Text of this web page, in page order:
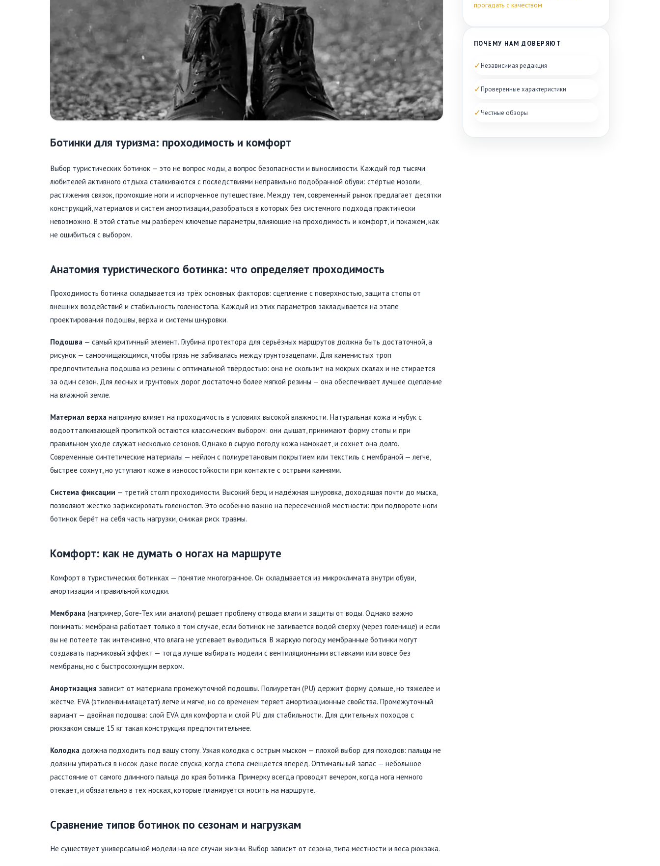
Ботинки для туризма: проходимость и комфорт
Выбор туристических ботинок — это не вопрос моды, а вопрос безопасности и выносливости. Каждый год тысячи
любителей активного отдыха сталкиваются с последствиями неправильно подобранной обуви: стёртые мозоли,
растяжения связок, промокшие ноги и испорченное путешествие. Между тем, современный рынок предлагает десятки
конструкций, материалов и систем амортизации, разобраться в которых без системного подхода практически
невозможно. В этой статье мы разберём ключевые параметры, влияющие на проходимость и комфорт, и покажем, как
не ошибиться с выбором.
Анатомия туристического ботинка: что определяет проходимость
Проходимость ботинка складывается из трёх основных факторов: сцепление с поверхностью, защита стопы от
внешних воздействий и стабильность голеностопа. Каждый из этих параметров закладывается на этапе
проектирования подошвы, верха и системы шнуровки.
Подошва — самый критичный элемент. Глубина протектора для серьёзных маршрутов должна быть достаточной, а
рисунок — самоочищающимся, чтобы грязь не забивалась между грунтозацепами. Для каменистых троп
предпочтительна подошва из резины с оптимальной твёрдостью: она не скользит на мокрых скалах и не стирается
за один сезон. Для лесных и грунтовых дорог достаточно более мягкой резины — она обеспечивает лучшее сцепление
на влажной земле.
Материал верха напрямую влияет на проходимость в условиях высокой влажности. Натуральная кожа и нубук с
водоотталкивающей пропиткой остаются классическим выбором: они дышат, принимают форму стопы и при
правильном уходе служат несколько сезонов. Однако в сырую погоду кожа намокает, и сохнет она долго.
Современные синтетические материалы — нейлон с полиуретановым покрытием или текстиль с мембраной — легче,
быстрее сохнут, но уступают коже в износостойкости при контакте с острыми камнями.
Система фиксации — третий столп проходимости. Высокий берц и надёжная шнуровка, доходящая почти до мыска,
позволяют жёстко зафиксировать голеностоп. Это особенно важно на пересечённой местности: при подвороте ноги
ботинок берёт на себя часть нагрузки, снижая риск травмы.
Комфорт: как не думать о ногах на маршруте
Комфорт в туристических ботинках — понятие многогранное. Он складывается из микроклимата внутри обуви,
амортизации и правильной колодки.
Мембрана (например, Gore-Tex или аналоги) решает проблему отвода влаги и защиты от воды. Однако важно
понимать: мембрана работает только в том случае, если ботинок не заливается водой сверху (через голенище) и если
вы не потеете так интенсивно, что влага не успевает выводиться. В жаркую погоду мембранные ботинки могут
создавать парниковый эффект — тогда лучше выбирать модели с вентиляционными вставками или вовсе без
мембраны, но с быстросохнущим верхом.
Амортизация зависит от материала промежуточной подошвы. Полиуретан (PU) держит форму дольше, но тяжелее и
жёстче. EVA (этиленвинилацетат) легче и мягче, но со временем теряет амортизационные свойства. Промежуточный
вариант — двойная подошва: слой EVA для комфорта и слой PU для стабильности. Для длительных походов с
рюкзаком свыше 15 кг такая конструкция предпочтительнее.
Колодка должна подходить под вашу стопу. Узкая колодка с острым мыском — плохой выбор для походов: пальцы не
должны упираться в носок даже после спуска, когда стопа смещается вперёд. Оптимальный запас — небольшое
расстояние от самого длинного пальца до края ботинка. Примерку всегда проводят вечером, когда нога немного
отекает, и обязательно в тех носках, которые планируется носить на маршруте.
Сравнение типов ботинок по сезонам и нагрузкам
Не существует универсальной модели на все случаи жизни. Выбор зависит от сезона, типа местности и веса рюкзака.
прогадать с качеством
ПОЧЕМУ НАМ ДОВЕРЯЮТ
✓Независимая редакция
✓Проверенные характеристики
✓Честные обзоры